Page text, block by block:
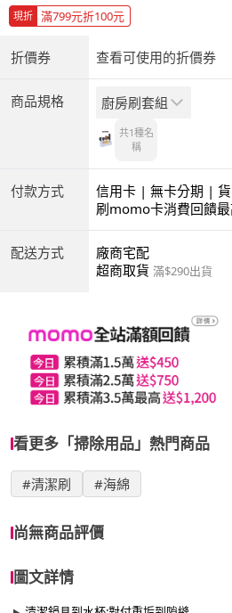
現折 滿799元折100元
折價券 查看可使用的折價券
商品規格 廚房刷套組
共1種名
稱
付款方式
信用卡 | 無卡分期 |
商付款 | ATM | 銀聯卡
刷momo卡消費回饋最
配送方式
廠商宅配
超商取貨 滿$290出貨
看更多「掃除用品」熱門商品
#清潔刷 #海綿
尚無商品評價
圖文詳情